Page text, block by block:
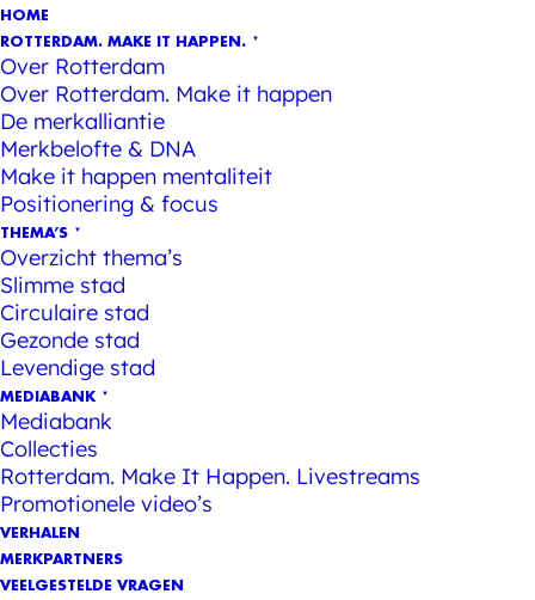
HOME
ROTTERDAM. MAKE IT HAPPEN.
Over Rotterdam
Over Rotterdam. Make it happen
De merkalliantie
Merkbelofte & DNA
Make it happen mentaliteit
Positionering & focus
THEMA’S
Overzicht thema’s
Slimme stad
Circulaire stad
Gezonde stad
Levendige stad
MEDIABANK
Mediabank
Collecties
Rotterdam. Make It Happen. Livestreams
Promotionele video’s
VERHALEN
MERKPARTNERS
VEELGESTELDE VRAGEN